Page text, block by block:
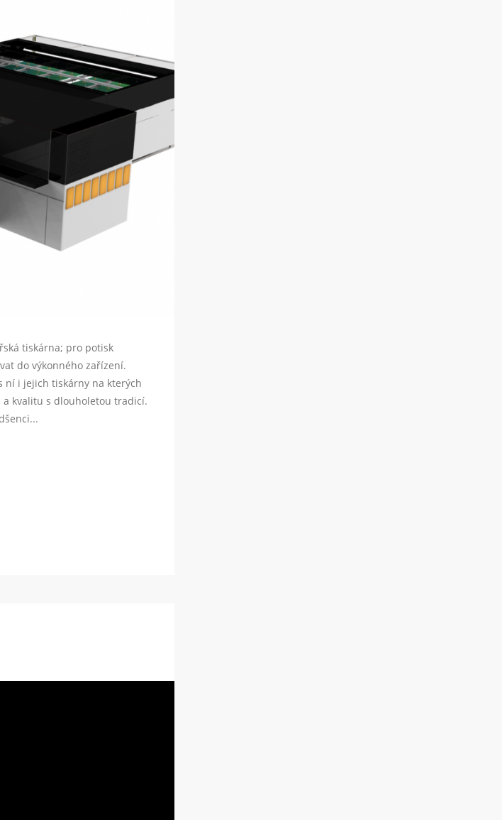
tiskárna; pro potisk
do výkonného zařízení.
ní i jejich tiskárny na kterých
a kvalitu s dlouholetou tradicí.